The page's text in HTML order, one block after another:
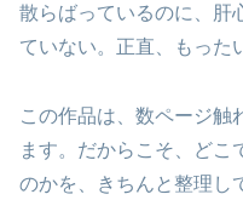
散らばっているのに、肝
ていない。正直、もった
この作品は、数ページ触
ます。だからこそ、どこ
のかを、きちんと整理し